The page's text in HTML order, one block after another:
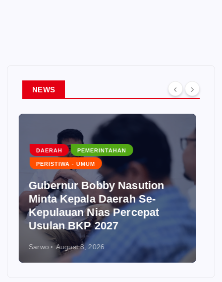
NEWS
DAERAH PEMERINTAHAN
PERISTIWA - UMUM
TEKNOLOGI - PENDIDIKAN
Jambore Anak TK/RA Bandar
Khalipah Jadi Contoh
Kolaborasi Desa
Sarwo August 8, 2026